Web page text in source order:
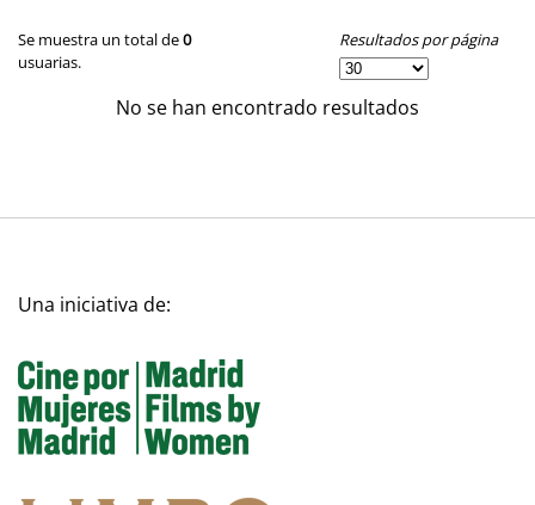
Se muestra un total de0
usuarias.
Resultados por página
No se han encontrado resultados
Una iniciativa de: